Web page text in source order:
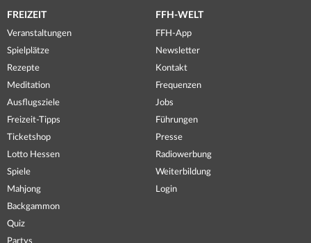
FREIZEIT
Veranstaltungen
Spielplätze
Rezepte
Meditation
Ausflugsziele
Freizeit-Tipps
Ticketshop
Lotto Hessen
Spiele
Mahjong
Backgammon
Quiz
FFH-WELT
FFH-App
Newsletter
Kontakt
Frequenzen
Jobs
Führungen
Presse
Radiowerbung
Weiterbildung
Login